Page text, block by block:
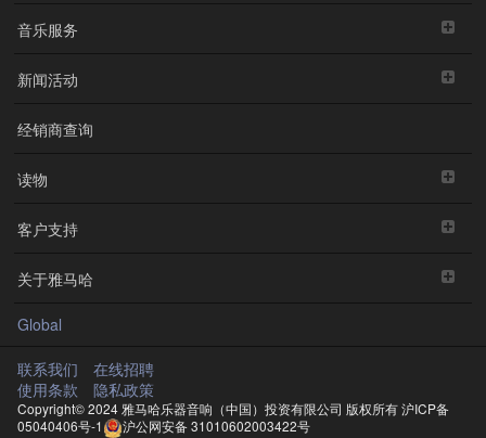
音乐服务
新闻活动
经销商查询
读物
客户支持
关于雅马哈
Global
联系我们
在线招聘
使用条款
隐私政策
Copyright© 2024 雅马哈乐器音响（中国）投资有限公司 版权所有沪ICP备
05040406号-1
沪公网安备 31010602003422号